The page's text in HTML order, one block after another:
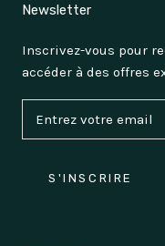
Newsletter
Inscrivez-vous pour
accéder à des offres
S'INSCRIRE